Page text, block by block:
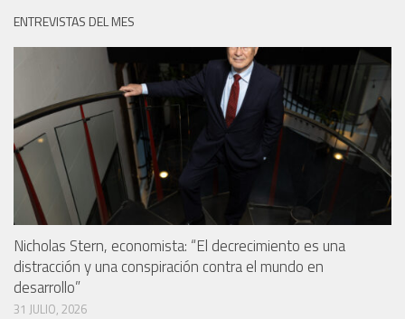
ENTREVISTAS DEL MES
Nicholas Stern, economista: “El decrecimiento es una
distracción y una conspiración contra el mundo en
desarrollo”
31 JULIO, 2026